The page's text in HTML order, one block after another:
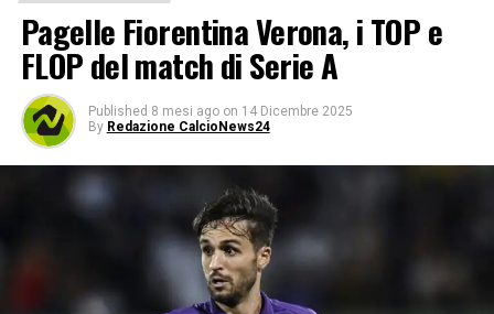
Pagelle Fiorentina Verona, i TOP e
FLOP del match di Serie A
Published 8 mesi ago on 14 Dicembre 2025
By Redazione CalcioNews24